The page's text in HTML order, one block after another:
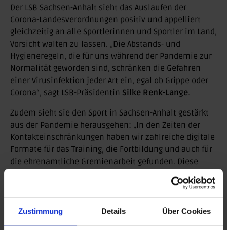
Zustimmung Details Über Cookies
Der LSB Sachsen-Anhalt sieht das Auslaufen der
Corona-Landesverordnungen positiv und appelliert
gleichzeitig an alle Sportlerinnen und Sportler im Land,
Vorsicht walten zu lassen. „Die Abstands- und
Hygieneregeln, die für uns während der Pandemie zur
Normalität geworden sind, schränken die Gefahren
einer Virusinfektion jeder Art ein, egal ob Grippe oder
Corona“, sagt LSB-Präsidentin Silke Renk-Lange.
Zudem sieht sie den Sport in Sachsen-Anhalt gestärkt
aus der Pandemie herausgehen: „In den Zeiten der
Kontakteinschränkungen haben wir zahlreiche digitale
Formate für das Training, die Fortbildung und auch für
die ehrenamtliche Gremienarbeit gefunden. Diese
haben sich bis heute bewährt und wir nutzen sie
seither regelmäßig. Das spart Fahrtkosten und
wertvolle Zeit!“